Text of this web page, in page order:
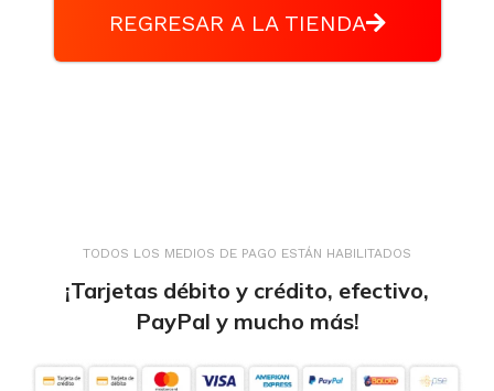
REGRESAR A LA TIENDA
TODOS LOS MEDIOS DE PAGO ESTÁN HABILITADOS
¡Tarjetas débito y crédito, efectivo,
PayPal y mucho más!